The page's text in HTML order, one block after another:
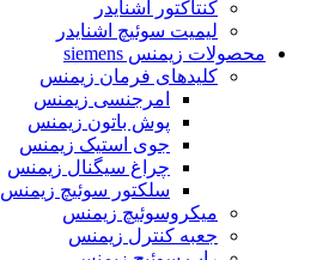
کنتاکتور اشنایدر
لیمیت سوئیچ اشنایدر
محصولات زیمنس siemens
کلیدهای فرمان زیمنس
امرجنسی زیمنس
پوش باتون زیمنس
جوی استیک زیمنس
چراغ سیگنال زیمنس
سلکتور سوئیچ زیمنس
میکروسوئیچ زیمنس
جعبه کنترل زیمنس